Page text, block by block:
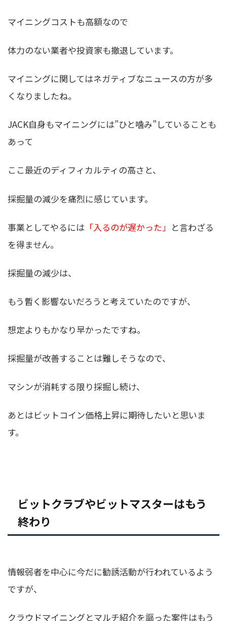
マイニングコストも高額なので
体力のない業者や投資家も撤退しています。
マイニングに関してはネガティブなニュースの方が多
くなりましたね。
JACK自身もマイニングには”ひと噛み”していることも
あって
ここ最近のディフィカルティの高さと、
採掘量の減少を痛烈に感じています。
事業としてやるには 「入るのが遅かった」 と言わざる
を得ません。
採掘量の減少は、
もう暫く影響ないだろうと考えていたのですが、
想定よりもかなり早かったですね。
採掘量が改善することは難しそうなので、
マシンが消耗する限り採掘し続け、
あとはビットコイン価格上昇に期待したいと思いま
す。
ビットクラブやビットマスターはもう
終わり
情報弱者を中心に今だに勧誘活動が行われているよう
ですが、
クラウドマイニングとマルチ紹介を謳った案件はもう